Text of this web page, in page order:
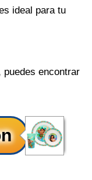
ideal para tu
puedes encontrar